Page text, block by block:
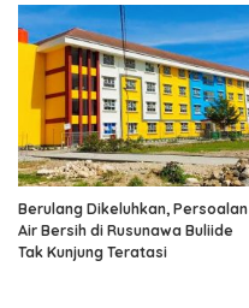
Berulang Dikeluhkan, Persoalan
Air Bersih di Rusunawa Buliide
Tak Kunjung Teratasi